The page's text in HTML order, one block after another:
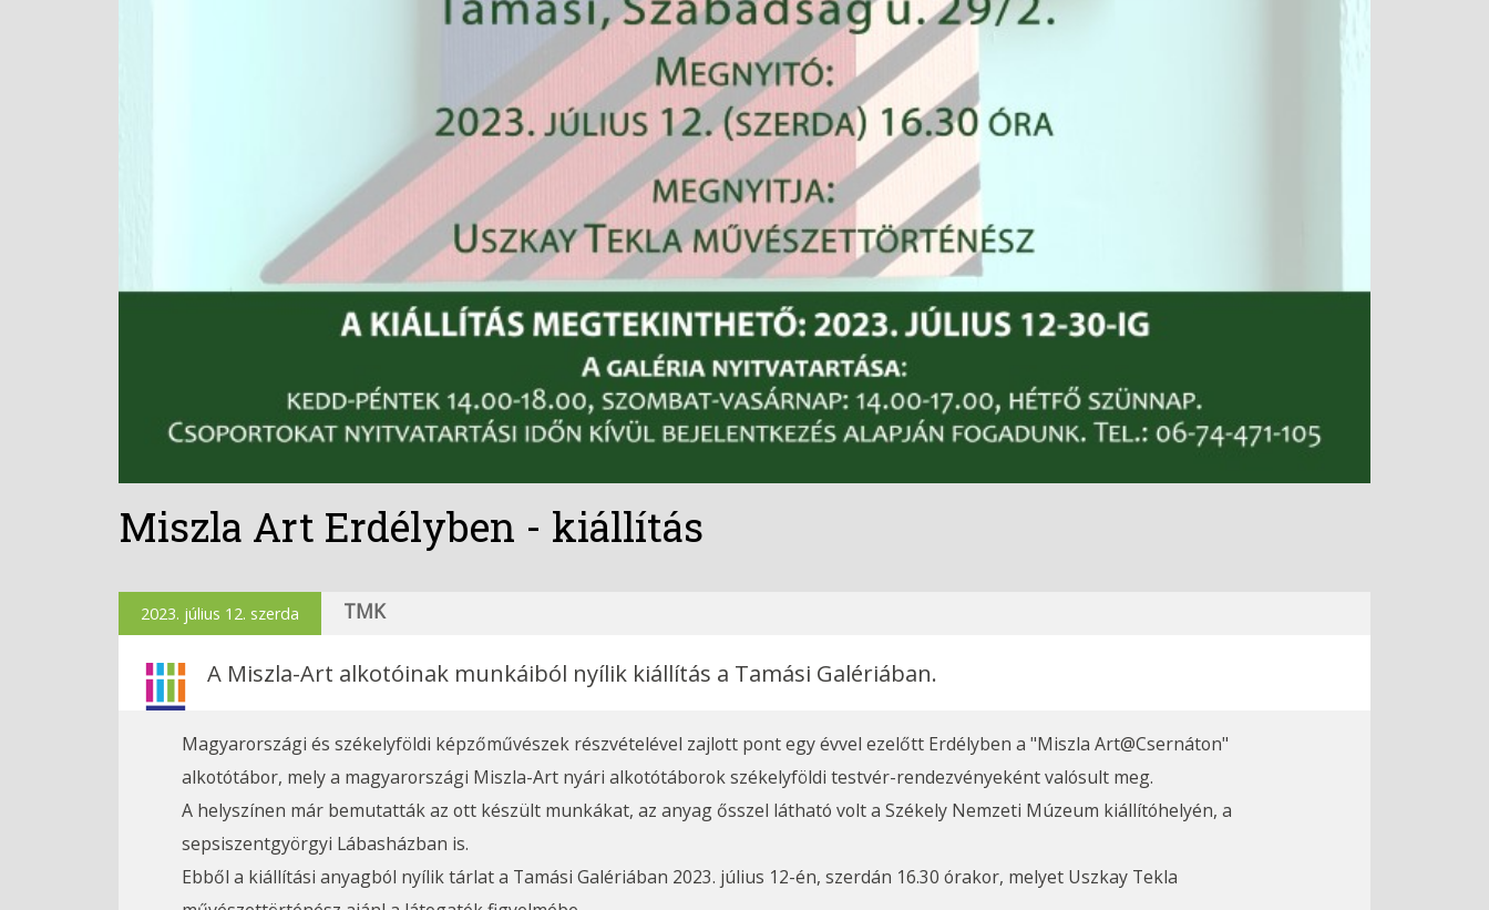
Miszla Art Erdélyben - kiállítás
2023. július 12. szerda TMK
A Miszla-Art alkotóinak munkáiból nyílik kiállítás a Tamási Galériában.
Magyarországi és székelyföldi képzőművészek részvételével zajlott pont egy évvel ezelőtt Erdélyben a "Miszla Art@Csernáton"
alkotótábor, mely a magyarországi Miszla-Art nyári alkotótáborok székelyföldi testvér-rendezvényeként valósult meg.
A helyszínen már bemutatták az ott készült munkákat, az anyag ősszel látható volt a Székely Nemzeti Múzeum kiállítóhelyén, a
sepsiszentgyörgyi Lábasházban is.
Ebből a kiállítási anyagból nyílik tárlat a Tamási Galériában 2023. július 12-én, szerdán 16.30 órakor, melyet Uszkay Tekla